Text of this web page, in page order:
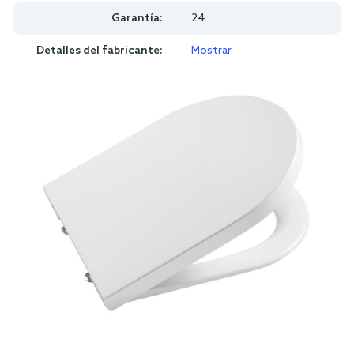
Garantía: 24
Detalles del fabricante: Mostrar